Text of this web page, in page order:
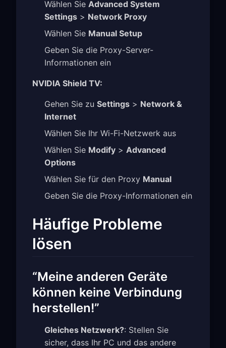
Wählen Sie Advanced System
Settings > Network Proxy
Wählen Sie Manual Setup
Geben Sie die Proxy-Server-
Informationen ein
NVIDIA Shield TV:
Gehen Sie zu Settings > Network &
Internet
Wählen Sie Ihr Wi-Fi-Netzwerk aus
Wählen Sie Modify > Advanced
Options
Wählen Sie für den Proxy Manual
Geben Sie die Proxy-Informationen ein
Häufige Probleme
lösen
“Meine anderen Geräte
können keine Verbindung
herstellen!”
Gleiches Netzwerk?: Stellen Sie
sicher, dass Ihr PC und das andere